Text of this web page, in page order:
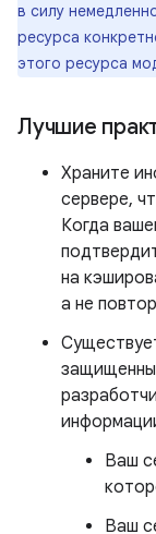
в силу
ресурса
этого ресурса
Лучшие
Храните
сервере,
Когда
на
а не
Ваш
Ваш